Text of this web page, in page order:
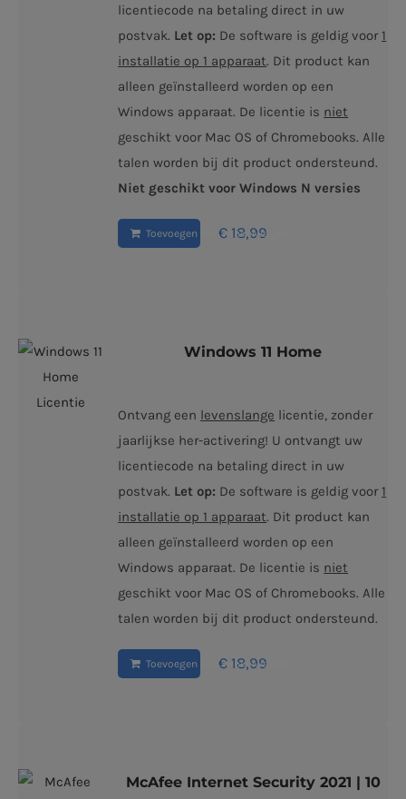
licentiecode na betaling direct in uw
postvak. Let op: De software is geldig voor 1
installatie op 1 apparaat. Dit product kan
alleen geïnstalleerd worden op een
Windows apparaat. De licentie is niet
geschikt voor Mac OS of Chromebooks. Alle
talen worden bij dit product ondersteund.
Niet geschikt voor Windows N versies
€ 18,99
Toevoegen aan winkelwagen
Windows 11 Home
Ontvang een levenslange licentie, zonder
jaarlijkse her-activering! U ontvangt uw
licentiecode na betaling direct in uw
postvak. Let op: De software is geldig voor 1
installatie op 1 apparaat. Dit product kan
alleen geïnstalleerd worden op een
Windows apparaat. De licentie is niet
geschikt voor Mac OS of Chromebooks. Alle
talen worden bij dit product ondersteund.
€ 18,99
Toevoegen aan winkelwagen
McAfee Internet Security 2021 | 10